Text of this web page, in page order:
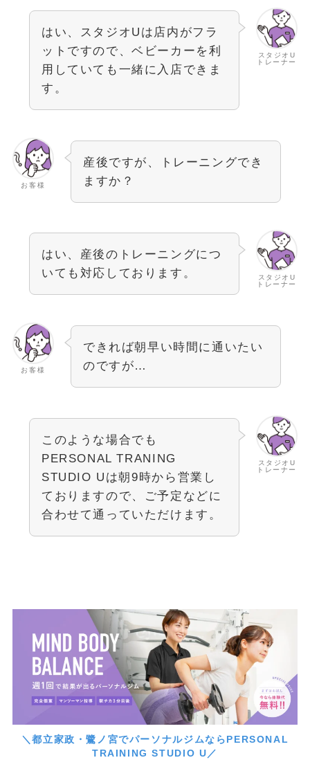
スタジオU
トレーナー
はい、スタジオUは店内がフラ
ットですので、ベビーカーを利
用していても一緒に入店できま
す。
お客様
産後ですが、トレーニングでき
ますか？
スタジオU
トレーナー
はい、産後のトレーニングにつ
いても対応しております。
お客様
できれば朝早い時間に通いたい
のですが…
スタジオU
トレーナー
このような場合でも
PERSONAL TRANING
STUDIO Uは朝9時から営業し
ておりますので、ご予定などに
合わせて通っていただけます。
＼都立家政・鷺ノ宮でパーソナルジムならPERSONAL
TRAINING STUDIO U／